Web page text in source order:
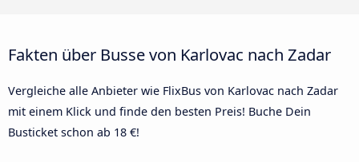
Fakten über Busse von Karlovac nach Zadar
Vergleiche alle Anbieter wie FlixBus von Karlovac nach Zadar
mit einem Klick und finde den besten Preis! Buche Dein
Busticket schon ab 18 €!